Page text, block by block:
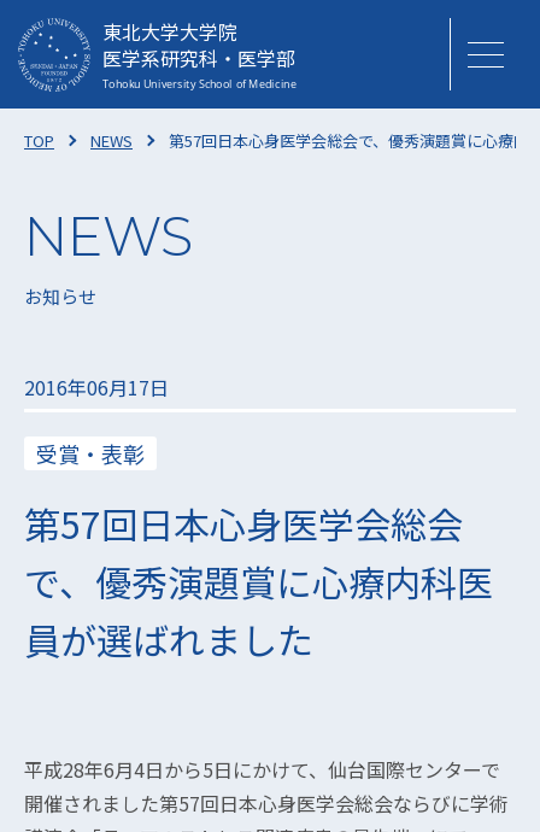
東北大学大学院
医学系研究科・医学部
TOP NEWS 第57回日本心身医学会総会で、優秀演題賞に心療内
お知らせ
2016年06月17日
受賞・表彰
第57回日本心身医学会総会
で、優秀演題賞に心療内科医
員が選ばれました
平成28年6月4日から5日にかけて、仙台国際センターで
開催されました第57回日本心身医学会総会ならびに学術